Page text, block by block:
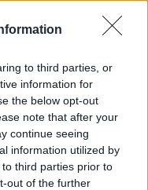
to third parties, or
information for
the below opt-out
note that after your
continue seeing
information utilized by
third parties prior to
out of the further